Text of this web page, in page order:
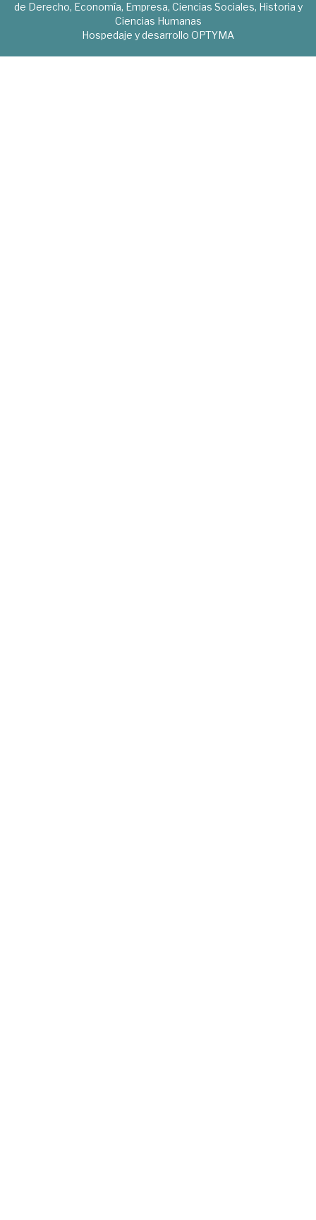
de Derecho, Economía, Empresa, Ciencias Sociales, Historia y
Ciencias Humanas
Hospedaje y desarrollo OPTYMA